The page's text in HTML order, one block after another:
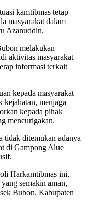
kamtibmas tetap
masyarakat dalam
Azanuddin.
melakukan
aktivitas masyarakat
informasi terkait
kepada masyarakat
kejahatan, menjaga
kepada pihak
mencurigakan.
tidak ditemukan adanya
di Gampong Alue
Harkamtibmas ini,
semakin aman,
Bubon, Kabupaten